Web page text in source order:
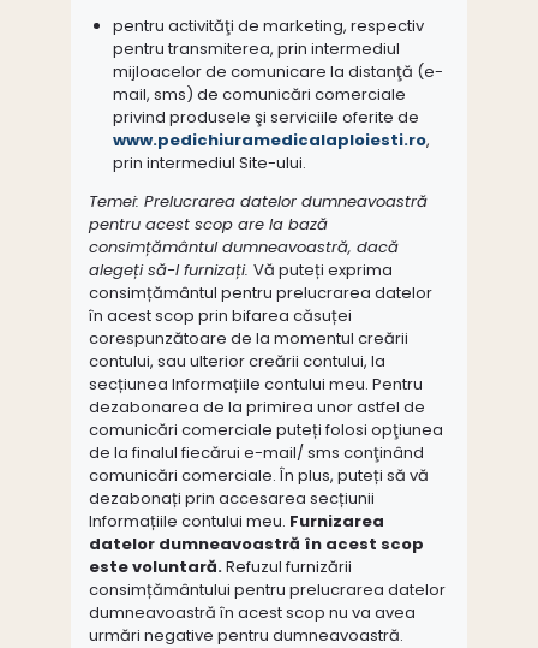
pentru activităţi de marketing, respectiv
pentru transmiterea, prin intermediul
mijloacelor de comunicare la distanţă (e-
mail, sms) de comunicări comerciale
privind produsele şi serviciile oferite de
www.pedichiuramedicalaploiesti.ro,
prin intermediul Site-ului.
Temei: Prelucrarea datelor dumneavoastră
pentru acest scop are la bază
consimțământul dumneavoastră, dacă
alegeți să-l furnizați. Vă puteți exprima
consimțământul pentru prelucrarea datelor
în acest scop prin bifarea căsuței
corespunzătoare de la momentul creării
contului, sau ulterior creării contului, la
secțiunea Informațiile contului meu. Pentru
dezabonarea de la primirea unor astfel de
comunicări comerciale puteți folosi opţiunea
de la finalul fiecărui e-mail/ sms conţinând
comunicări comerciale. În plus, puteți să vă
dezabonați prin accesarea secțiunii
Informațiile contului meu. Furnizarea
datelor dumneavoastră în acest scop
este voluntară.Refuzul furnizării
consimțământului pentru prelucrarea datelor
dumneavoastră în acest scop nu va avea
urmări negative pentru dumneavoastră.